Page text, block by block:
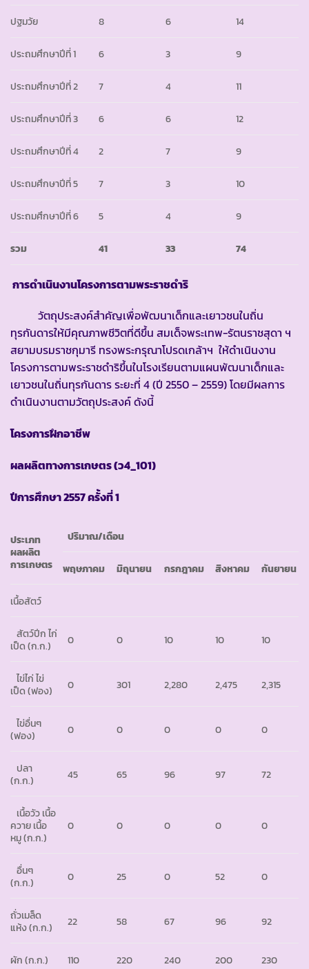
ปฐมวัย 8 6 14
ประถมศึกษาปีที่ 1 6 3 9
ประถมศึกษาปีที่ 2 7 4 11
ประถมศึกษาปีที่ 3 6 6 12
ประถมศึกษาปีที่ 4 2 7 9
ประถมศึกษาปีที่ 5 7 3 10
ประถมศึกษาปีที่ 6 5 4 9
รวม 41 33 74
การดำเนินงานโครงการตามพระราชดำริ
วัตถุประสงค์สำคัญเพื่อพัฒนาเด็กและเยาวชนในถิ่น
ทุรกันดารให้มีคุณภาพชีวิตที่ดีขึ้น สมเด็จพระเทพ-รัตนราชสุดา ฯ
สยามบรมราชกุมารี ทรงพระกรุณาโปรดเกล้าฯ ให้ดำเนินงาน
โครงการตามพระราชดำริขึ้นในโรงเรียนตามแผนพัฒนาเด็กและ
เยาวชนในถิ่นทุรกันดาร ระยะที่ 4 (ปี 2550 – 2559) โดยมีผลการ
ดำเนินงานตามวัตถุประสงค์ ดังนี้
โครงการฝึกอาชีพ
ผลผลิตทางการเกษตร(ว4_101)
ปีการศึกษา 2557 ครั้งที่ 1
ประเภท
ผลผลิต
การเกษตร
ปริมาณ/เดือน
พฤษภาคม มิถุนายน กรกฎาคม สิงหาคม กันยายน
เนื้อสัตว์
สัตว์ปีก ไก่
เป็ด (ก.ก.)
0 0 10 10 10
ไข่ไก่ ไข่
เป็ด (ฟอง)
0 301 2,280 2,475 2,315
ไข่อื่นๆ
(ฟอง)
0 0 0 0 0
ปลา
(ก.ก.)
45 65 96 97 72
เนื้อวัว เนื้อ
ควาย เนื้อ
หมู (ก.ก.)
0 0 0 0 0
อื่นๆ
(ก.ก.)
0 25 0 52 0
ถั่วเมล็ด
แห้ง (ก.ก.)
22 58 67 96 92
ผัก (ก.ก.) 110 220 240 200 230